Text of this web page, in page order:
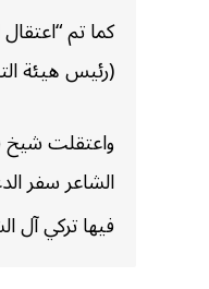
كما تم
(رئيس هيئة الترفيه) بعد
واعتقلت شيخ
الشاعر سفر
فيها تركي